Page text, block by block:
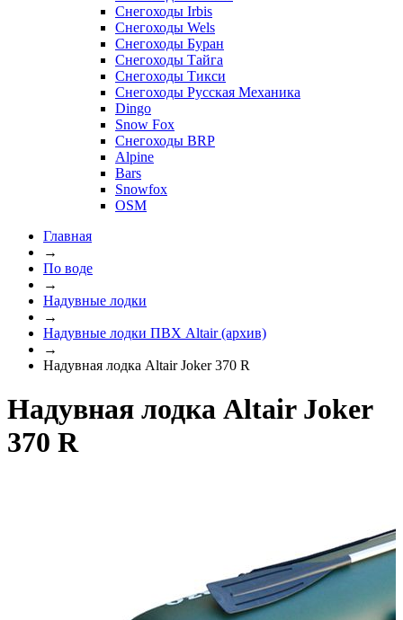
Снегоходы Irbis
Снегоходы Wels
Снегоходы Буран
Снегоходы Тайга
Снегоходы Тикси
Снегоходы Русская Механика
Dingo
Snow Fox
Снегоходы BRP
Alpine
Bars
Snowfox
OSM
Главная
→
По воде
→
Надувные лодки
→
Надувные лодки ПВХ Altair (архив)
→
Надувная лодка Altair Joker 370 R
Надувная лодка Altair Joker
370 R